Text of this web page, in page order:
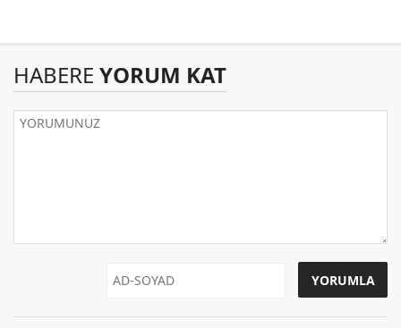
HABERE YORUM KAT